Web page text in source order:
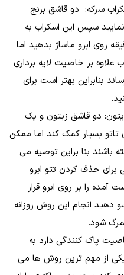
سرکه: دو قاشق برنج
سپس این اسکراب به
روی ابرو ماساژ بدهید اما
علاوه بر خاصیت لایه برداری
بنابراین بهتر است برای
دو قاشق زیتون و یک
بسیار کمک کند اما ممکن
باشند بنا براین توصیه می
حذف کردن تتو ابرو
آمده را بر روی ابرو قرار
انجام این روش روزانه
شود.
پاک کنندگی دارد به
از مهم ترین روش ها می